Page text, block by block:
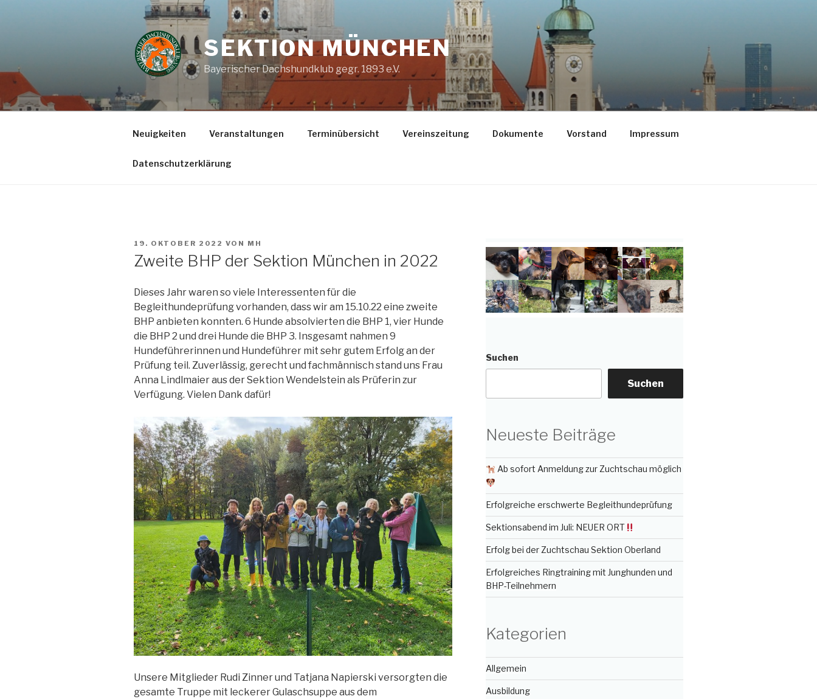
SEKTION MÜNCHEN
Bayerischer Dachshundklub gegr. 1893 e.V.
Neuigkeiten Veranstaltungen Terminübersicht Vereinszeitung Dokumente Vorstand Impressum
Datenschutzerklärung
VERÖFFENTLICHT
19. OKTOBER 2022 VON MH
Zweite BHP der Sektion München in 2022
Dieses Jahr waren so viele Interessenten für die
Begleithundeprüfung vorhanden, dass wir am 15.10.22 eine zweite
BHP anbieten konnten. 6 Hunde absolvierten die BHP 1, vier Hunde
die BHP 2 und drei Hunde die BHP 3. Insgesamt nahmen 9
Hundeführerinnen und Hundeführer mit sehr gutem Erfolg an der
Prüfung teil. Zuverlässig, gerecht und fachmännisch stand uns Frau
Anna Lindlmaier aus der Sektion Wendelstein als Prüferin zur
Verfügung. Vielen Dank dafür!
Unsere Mitglieder Rudi Zinner und Tatjana Napierski versorgten die
gesamte Truppe mit leckerer Gulaschsuppe aus dem
Suchen
Suchen
Neueste Beiträge
Ab sofort Anmeldung zur Zuchtschau möglich
Erfolgreiche erschwerte Begleithundeprüfung
Sektionsabend im Juli: NEUER ORT
Erfolg bei der Zuchtschau Sektion Oberland
Erfolgreiches Ringtraining mit Junghunden und
BHP-Teilnehmern
Kategorien
Allgemein
Ausbildung